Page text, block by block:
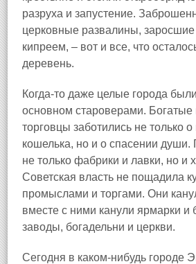
разруха и запустение.
церковные развалины, заросшие
кипреем, – вот и все, что
деревень.
Когда‑то даже целые города
основном староверами.
торговцы заботились не только
кошелька, но и о спасении души.
не только фабрики и лавки, но и
Советская власть не пощадила
промыслами и торгами. Они
вместе с ними канули ярмарки и
заводы, богадельни и церкви.
Сегодня в каком‑нибудь городе